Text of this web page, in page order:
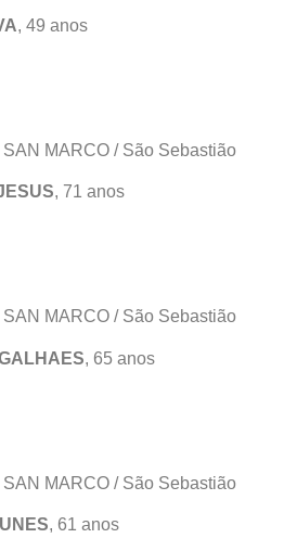
, 49 anos
MARCO / São Sebastião
, 71 anos
MARCO / São Sebastião
, 65 anos
MARCO / São Sebastião
, 61 anos